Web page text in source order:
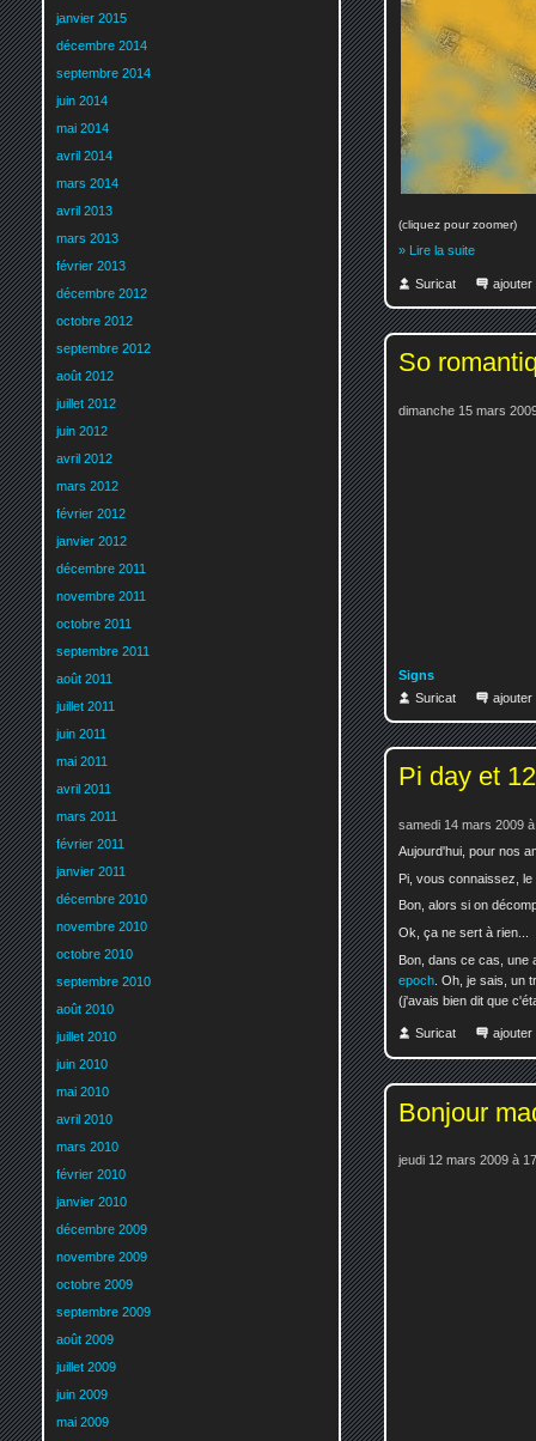
(cliquez pour zoomer)
» Lire la suite
Suricat ajouter
So
dimanche 15 mars
Signs
Suricat
ajouter
Pi day et
samedi 14 mars 2009
Aujourd'hui, pour nos
Pi, vous connaissez,
Bon, alors si on
Ok, ça ne sert à rien...
Bon, dans ce cas, une
epoch . Oh, je sais,
(j'avais bien dit que
Suricat ajouter
Bonjour
jeudi 12 mars 2009 à
janvier 2015
décembre 2014
septembre 2014
juin 2014
mai 2014
avril 2014
mars 2014
avril 2013
mars 2013
février 2013
décembre 2012
octobre 2012
septembre 2012
août 2012
juillet 2012
juin 2012
avril 2012
mars 2012
février 2012
janvier 2012
décembre 2011
novembre 2011
octobre 2011
septembre 2011
août 2011
juillet 2011
juin 2011
mai 2011
avril 2011
mars 2011
février 2011
janvier 2011
décembre 2010
novembre 2010
octobre 2010
septembre 2010
août 2010
juillet 2010
juin 2010
mai 2010
avril 2010
mars 2010
février 2010
janvier 2010
décembre 2009
novembre 2009
octobre 2009
septembre 2009
août 2009
juillet 2009
juin 2009
mai 2009